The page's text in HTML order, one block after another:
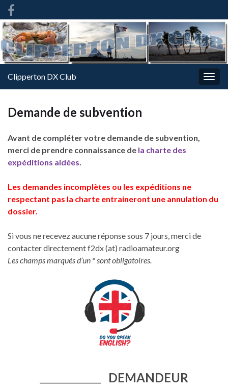
Clipperton DX Club
Demande de subvention
Avant de compléter votre demande de subvention,
merci de prendre connaissance de la charte des
expéditions aidées
Les demandes incomplètes ou les expéditions ne
respectant pas la charte entraineront une annulation du
dossier.
Si vous ne recevez aucune réponse sous 7 jours, merci de
contacter directement f2dx (at) radioamateur.org
Les champs marqués d’un * sont obligatoires.
DEMANDEUR